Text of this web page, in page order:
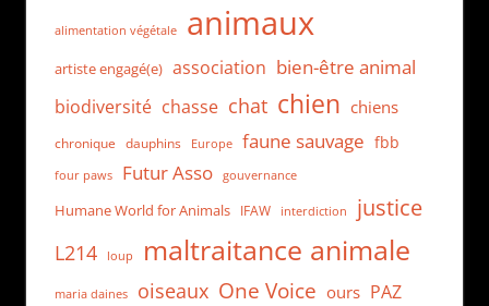
alimentation végétale animaux
artiste engagé(e) association bien-être animal
biodiversité chasse chat chien chiens
chronique dauphins Europe faune sauvage fbb
four paws Futur Asso gouvernance
Humane World for Animals IFAW interdiction justice
L214 loup maltraitance animale
maria daines oiseaux One Voice ours PAZ